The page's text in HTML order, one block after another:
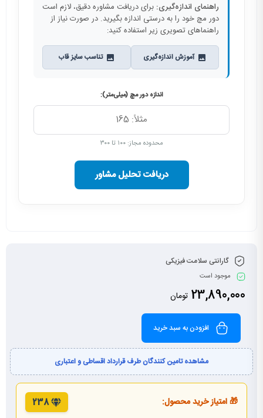
راهنمای اندازه‌گیری: برای دریافت مشاوره دقیق، لازم است
دور مچ خود را به درستی اندازه بگیرید. در صورت نیاز از
راهنماهای تصویری زیر استفاده کنید:
آموزش اندازه‌گیری تناسب سایز قاب
اندازه دور مچ (میلی‌متر):
محدوده مجاز: ۱۰۰ تا ۳۰۰
دریافت تحلیل مشاور
گارانتی سلامت فیزیکی
موجود است
23,890,000 تومان
افزودن به سبد خرید
مشاهده تامین کنندگان طرف قرارداد اقساطی و اعتباری
🎁 امتیاز خرید محصول: 238